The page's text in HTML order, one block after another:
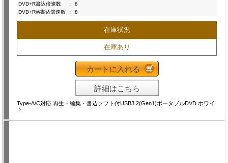
DVD+R書込倍速数
:
8
DVD+RW書込倍速数
: 8
在庫状況
在庫あり
カートに入れる
詳細はこちら
Type-A/C対応 再生・編集・書込ソフト付USB3.2(Gen1)ポータブルDVD ホワイ
ト